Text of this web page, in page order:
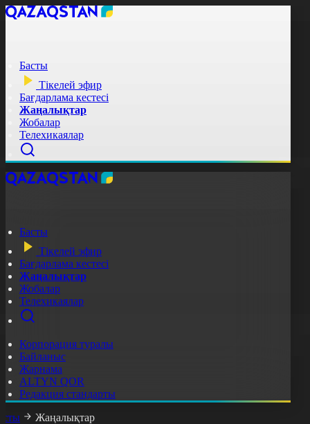
Басты
Тікелей эфир
Бағдарлама кестесі
Жаңалықтар
Жобалар
Телехикаялар
Басты
Тікелей эфир
Бағдарлама кестесі
Жаңалықтар
Жобалар
Телехикаялар
Корпорация туралы
Байланыс
Жарнама
ALTYN QOR
Редакция стандарты
Жаңалықтар